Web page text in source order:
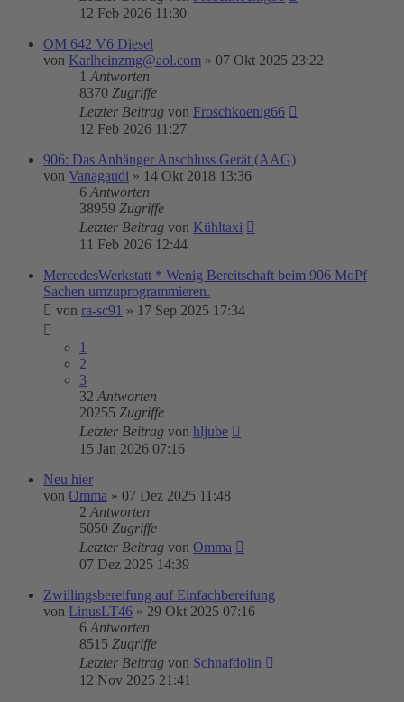
12 Feb 2026 11:30
OM 642 V6 Diesel
von Karlheinzmg@aol.com » 07 Okt 2025 23:22
1 Antworten
8370 Zugriffe
Letzter Beitrag von Froschkoenig66
12 Feb 2026 11:27
906: Das Anhänger Anschluss Gerät (AAG)
von Vanagaudi » 14 Okt 2018 13:36
6 Antworten
38959 Zugriffe
Letzter Beitrag von Kühltaxi
11 Feb 2026 12:44
MercedesWerkstatt * Wenig Bereitschaft beim 906 MoPf
Sachen umzuprogrammieren.
von ra-sc91 » 17 Sep 2025 17:34
1
2
3
32 Antworten
20255 Zugriffe
Letzter Beitrag von hljube
15 Jan 2026 07:16
Neu hier
von Omma » 07 Dez 2025 11:48
2 Antworten
5050 Zugriffe
Letzter Beitrag von Omma
07 Dez 2025 14:39
Zwillingsbereifung auf Einfachbereifung
von LinusLT46 » 29 Okt 2025 07:16
6 Antworten
8515 Zugriffe
Letzter Beitrag von Schnafdolin
12 Nov 2025 21:41